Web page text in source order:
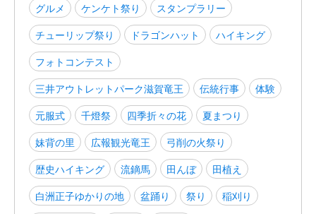
グルメ
ケンケト祭り
スタンプラリー
チューリップ祭り
ドラゴンハット
ハイキング
フォトコンテスト
三井アウトレットパーク滋賀竜王
伝統行事
体験
元服式
千燈祭 四季折々の花
夏まつり
妹背の里
広報観光竜王
弓削の火祭り
歴史ハイキング
流鏑馬 田んぼ
田植え
白洲正子ゆかりの地
盆踊り 祭り
稲刈り